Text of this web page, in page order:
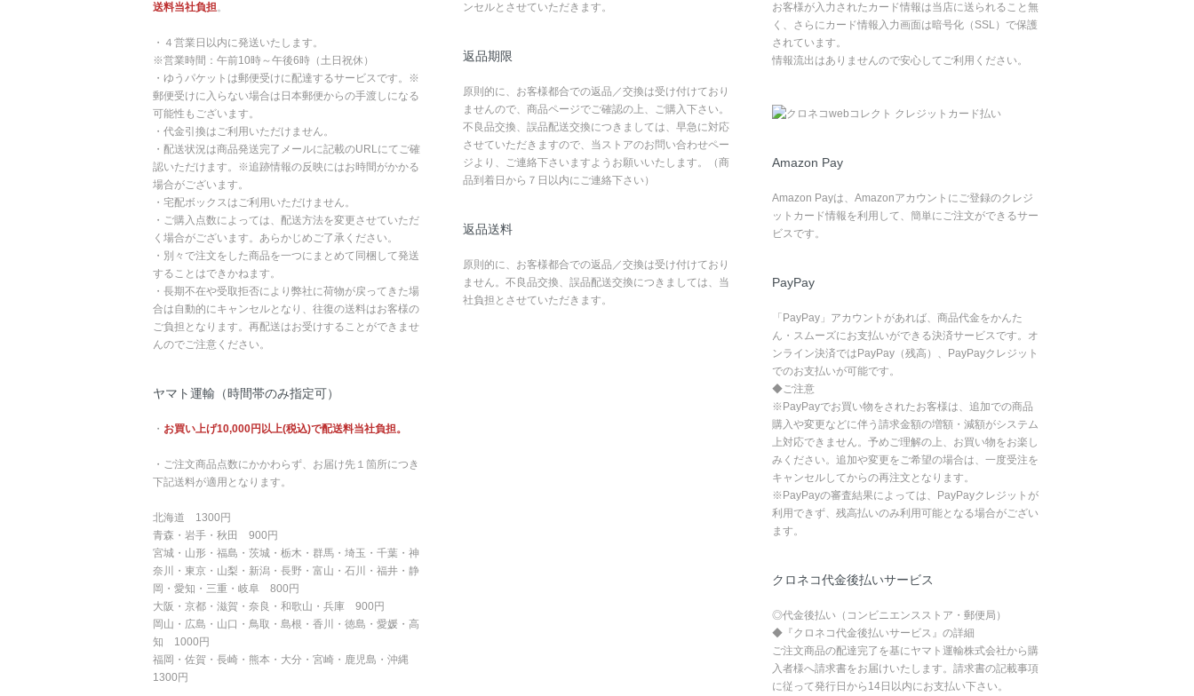
送料当社負担 。
・４営業日以内に発送いたします。
※営業時間：午前10時～午後6時（土日祝休）
・ゆうパケットは郵便受けに配達するサービスです。※
郵便受けに入らない場合は日本郵便からの手渡しになる
可能性もございます。
・代金引換はご利用いただけません。
・配送状況は商品発送完了メールに記載のURLにてご確
認いただけます。※追跡情報の反映にはお時間がかかる
場合がございます。
・宅配ボックスはご利用いただけません。
・ご購入点数によっては、配送方法を変更させていただ
く場合がございます。あらかじめご了承ください。
・別々で注文をした商品を一つにまとめて同梱して発送
することはできかねます。
・長期不在や受取拒否により弊社に荷物が戻ってきた場
合は自動的にキャンセルとなり、往復の送料はお客様の
ご負担となります。再配送はお受けすることができませ
んのでご注意ください。
ヤマト運輸（時間帯のみ指定可）
・ お買い上げ10,000円以上(税込)で配送料当社負担。
・ご注文商品点数にかかわらず、お届け先１箇所につき
下記送料が適用となります。
北海道 1300円
青森・岩手・秋田 900円
宮城・山形・福島・茨城・栃木・群馬・埼玉・千葉・神
奈川・東京・山梨・新潟・長野・富山・石川・福井・静
岡・愛知・三重・岐阜 800円
大阪・京都・滋賀・奈良・和歌山・兵庫 900円
岡山・広島・山口・鳥取・島根・香川・徳島・愛媛・高
知 1000円
福岡・佐賀・長崎・熊本・大分・宮崎・鹿児島・沖縄
1300円
ンセルとさせていただきます。
返品期限
原則的に、お客様都合での返品／交換は受け付けており
ませんので、商品ページでご確認の上、ご購入下さい。
不良品交換、誤品配送交換につきましては、早急に対応
させていただきますので、当ストアのお問い合わせペー
ジより、ご連絡下さいますようお願いいたします。（商
品到着日から７日以内にご連絡下さい）
返品送料
原則的に、お客様都合での返品／交換は受け付けており
ません。不良品交換、誤品配送交換につきましては、当
社負担とさせていただきます。
お客様が入力されたカード情報は当店に送られること無
く、さらにカード情報入力画面は暗号化（SSL）で保護
されています。
情報流出はありませんので安心してご利用ください。
Amazon Pay
Amazon Payは、Amazonアカウントにご登録のクレジ
ットカード情報を利用して、簡単にご注文ができるサー
ビスです。
PayPay
「PayPay」アカウントがあれば、商品代金をかんた
ん・スムーズにお支払いができる決済サービスです。オ
ンライン決済ではPayPay（残高）、PayPayクレジット
でのお支払いが可能です。
◆ご注意
※PayPayでお買い物をされたお客様は、追加での商品
購入や変更などに伴う請求金額の増額・減額がシステム
上対応できません。予めご理解の上、お買い物をお楽し
みください。追加や変更をご希望の場合は、一度受注を
キャンセルしてからの再注文となります。
※PayPayの審査結果によっては、PayPayクレジットが
利用できず、残高払いのみ利用可能となる場合がござい
ます。
クロネコ代金後払いサービス
◎代金後払い（コンビニエンスストア・郵便局）
◆『クロネコ代金後払いサービス』の詳細
ご注文商品の配達完了を基にヤマト運輸株式会社から購
入者様へ請求書をお届けいたします。請求書の記載事項
に従って発行日から14日以内にお支払い下さい。